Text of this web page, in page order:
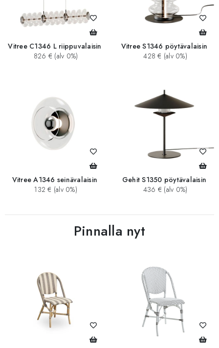
Vitree C1346 L riippuvalaisin
826 € (alv 0%)
Vitree S1346 pöytävalaisin
428 € (alv 0%)
Vitree A1346 seinävalaisin
132 € (alv 0%)
Gehit S1350 pöytävalaisin
436 € (alv 0%)
Pinnalla nyt